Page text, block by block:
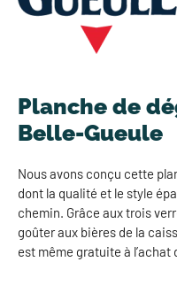
Planche de
Belle-Gueule
Nous avons conçu cette
dont la qualité et le style
chemin. Grâce aux trois
goûter aux bières de la
est même gratuite à l’achat